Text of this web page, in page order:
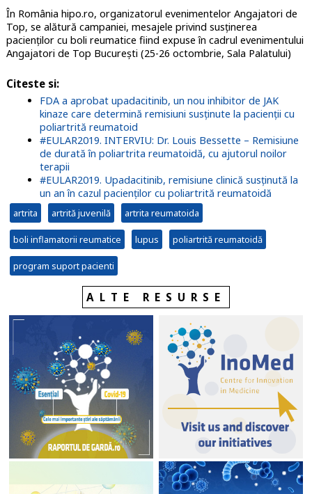
În România hipo.ro, organizatorul evenimentelor Angajatori de
Top, se alătură campaniei, mesajele privind susținerea
pacienților cu boli reumatice fiind expuse în cadrul evenimentului
Angajatori de Top București (25-26 octombrie, Sala Palatului)
Citeste si:
FDA a aprobat upadacitinib, un nou inhibitor de JAK
kinaze care determină remisiuni susținute la pacienții cu
poliartrită reumatoid
#EULAR2019. INTERVIU: Dr. Louis Bessette – Remisiune
de durată în poliartrita reumatoidă, cu ajutorul noilor
terapii
#EULAR2019. Upadacitinib, remisiune clinică susținută la
un an în cazul pacienților cu poliartrită reumatoidă
artrita artrită juvenilă artrita reumatoida
boli inflamatorii reumatice lupus poliartrită reumatoidă
program suport pacienti
ALTE RESURSE